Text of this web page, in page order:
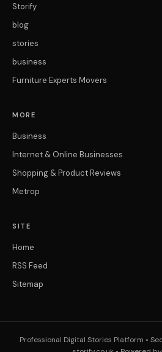
Storify
blog
stories
business
Furniture Experts Movers
MORE
Business
Internet & Online Businesses
Shopping & Product Reviews
Metrop
SITE
Home
RSS Feed
Sitemap
Professional Digital Stories Platform •